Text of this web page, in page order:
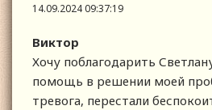
14.09.2024 09:37:19
Виктор
Хочу поблагодарить
помощь в решении моей
тревога, перестали